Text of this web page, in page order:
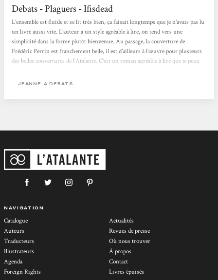
Debats - Plaguers - Ifisdead
L’ensemble est fluide et se lit très bien, ça faisait longtemps que je n’avais pas lu
un livre aussi vite. L’auteur a un style agréable à lire, on tend vers une
simplicité dans la forme plutôt bienvenue. Au passage, la couverture de
Frédéric Perrin est franchement belle, il est d’ailleurs à l’œuvre pour plusieurs
des belles couvertures de l’Atalante. C’est un roman agréable à lire que je peux
JEANNE-A DEBATS
NAVIGATION
Catalogue
Auteurs
Traducteurs
Illustrateurs
Agenda
Foreign Rights
Actualités
Revues de presse
Où nous trouver
À propos
Contact
Livres épuisés